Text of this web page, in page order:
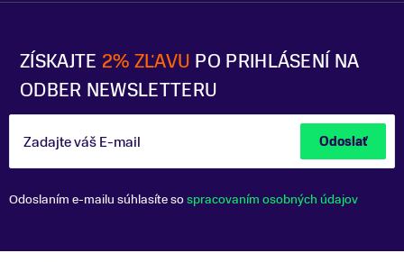
ZÍSKAJTE 2% ZĽAVU PO PRIHLÁSENÍ NA
ODBER NEWSLETTERU
Zadajte váš E-mail Odoslať
Odoslaním e-mailu súhlasíte sospracovaním osobných údajov